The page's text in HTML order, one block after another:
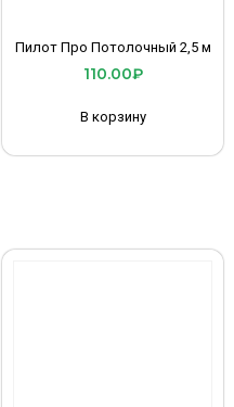
Пилот Про Потолочный 2,5 м
110.00₽
В корзину